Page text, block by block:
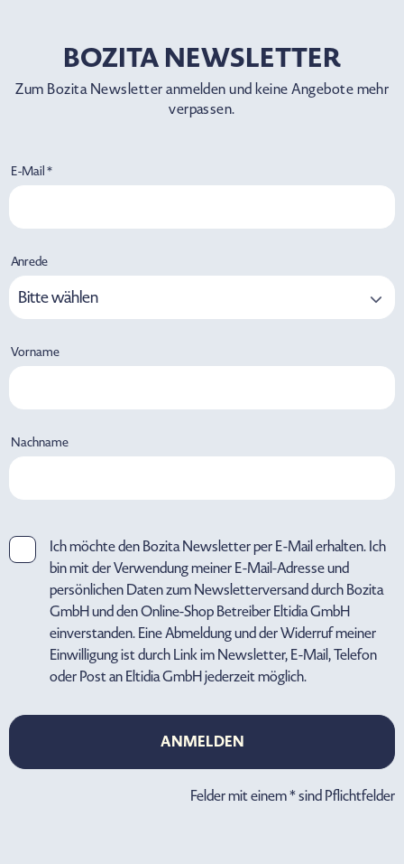
BOZITA NEWSLETTER
Zum Bozita Newsletter anmelden und keine Angebote mehr
verpassen.
E-Mail *
Anrede
Bitte wählen
Vorname
Nachname
Ich möchte den Bozita Newsletter per E-Mail erhalten. Ich
bin mit der Verwendung meiner E-Mail-Adresse und
persönlichen Daten zum Newsletterversand durch Bozita
GmbH und den Online-Shop Betreiber Eltidia GmbH
einverstanden. Eine Abmeldung und der Widerruf meiner
Einwilligung ist durch Link im Newsletter, E-Mail, Telefon
oder Post an Eltidia GmbH jederzeit möglich.
ANMELDEN
ANMELDEN
Felder mit einem * sind Pflichtfelder